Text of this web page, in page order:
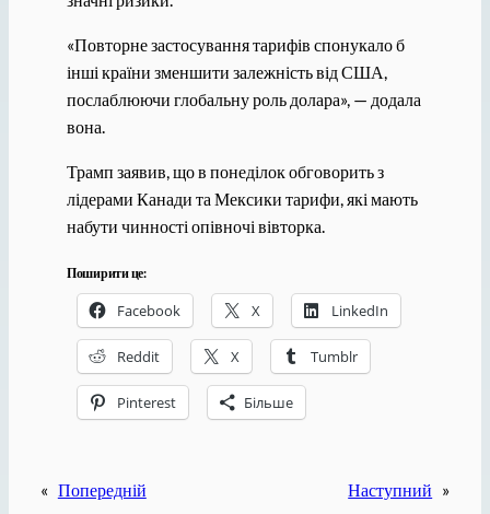
«Повторне застосування тарифів спонукало б
інші країни зменшити залежність від США,
послаблюючи глобальну роль долара», — додала
вона.
Трамп заявив, що в понеділок обговорить з
лідерами Канади та Мексики тарифи, які мають
набути чинності опівночі вівторка.
Поширити це:
Facebook X LinkedIn
Reddit X Tumblr
Pinterest Більше
« Попередній Наступний »